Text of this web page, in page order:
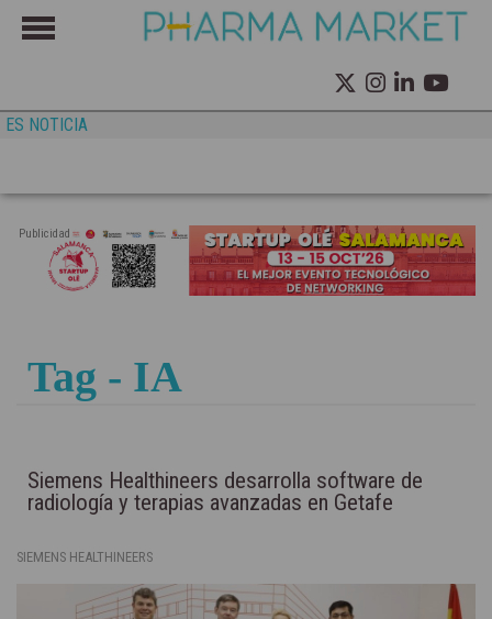
ES NOTICIA
Publicidad
Tag - IA
Siemens Healthineers desarrolla software de
radiología y terapias avanzadas en Getafe
SIEMENS HEALTHINEERS